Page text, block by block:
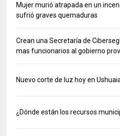
Mujer murió atrapada en un
sufrió graves quemaduras
Crean una Secretaría de
mas funcionarios al gobierno
Nuevo corte de luz hoy en
¿Dónde están los recursos